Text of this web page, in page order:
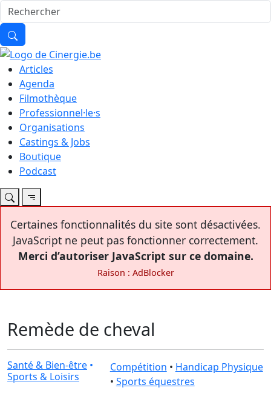
Articles
Agenda
Filmothèque
Professionnel·le·s
Organisations
Castings & Jobs
Boutique
Podcast
Certaines fonctionnalités du site sont désactivées.
JavaScript ne peut pas fonctionner correctement.
Merci d’autoriser JavaScript sur ce domaine.
Raison : AdBlocker
Remède de cheval
Santé & Bien-être •
Sports & Loisirs
Compétition • Handicap Physique
• Sports équestres